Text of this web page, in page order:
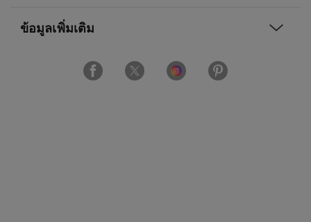
ข้อมูลเพิ่มเติม